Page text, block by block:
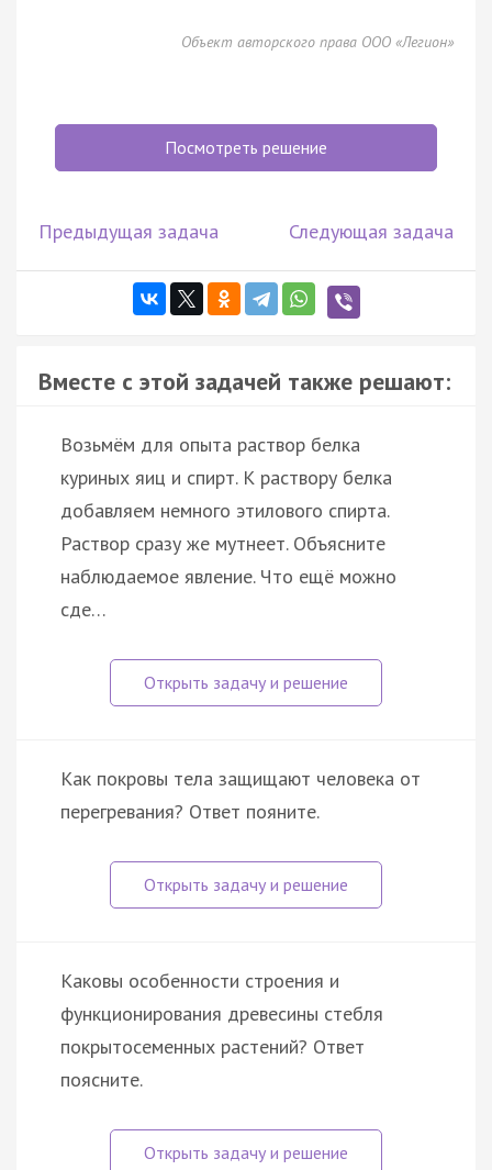
Объект авторского права ООО «Легион»
Посмотреть решение
Предыдущая задача Следующая задача
Вместе с этой задачей также решают:
Возьмём для опыта раствор белка
куриных яиц и спирт. К раствору белка
добавляем немного этилового спирта.
Раствор сразу же мутнеет. Объясните
наблюдаемое явление. Что ещё можно
сде…
Как покровы тела защищают человека от
перегревания? Ответ пояните.
Каковы особенности строения и
функционирования древесины стебля
покрытосеменных растений? Ответ
поясните.